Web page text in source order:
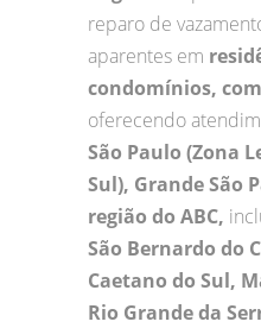
reparo de
aparentes em
condomínios,
oferecendo
São Paulo (Zona
Sul), Grande São
região do ABC,
São Bernardo do
Caetano do Sul,
Rio Grande da